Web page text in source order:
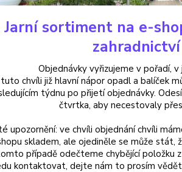
Pelargonie Pelargónie peltátum-fialový s
peltátum-
v 3-kusovém balení
Jarní sortiment na e-
zahradnictví
Objednávky vyřizujeme v pořadí, v
chvíli již hlavní nápor opadl a balíček
týdnu po přijetí objednávky.
čtvrtka, aby necestovaly
upozornění: ve chvíli objednání chvíli
skladem, ale ojediněle se může stát,
případě odečteme chybějící položku
kontaktovat, dejte nám to prosím vědět